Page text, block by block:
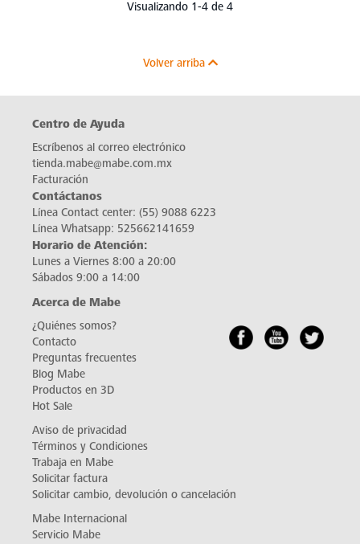
Visualizando 1-4 de 4
Volver arriba
Centro de Ayuda
Escríbenos al correo electrónico
tienda.mabe@mabe.com.mx
Facturación
Contáctanos
Línea Contact center: (55) 9088 6223
Línea Whatsapp: 525662141659
Horario de Atención:
Lunes a Viernes 8:00 a 20:00
Sábados 9:00 a 14:00
Acerca de Mabe
¿Quiénes somos?
Contacto
Preguntas frecuentes
Blog Mabe
Productos en 3D
Hot Sale
Aviso de privacidad
Términos y Condiciones
Trabaja en Mabe
Solicitar factura
Solicitar cambio, devolución o cancelación
Mabe Internacional
Servicio Mabe